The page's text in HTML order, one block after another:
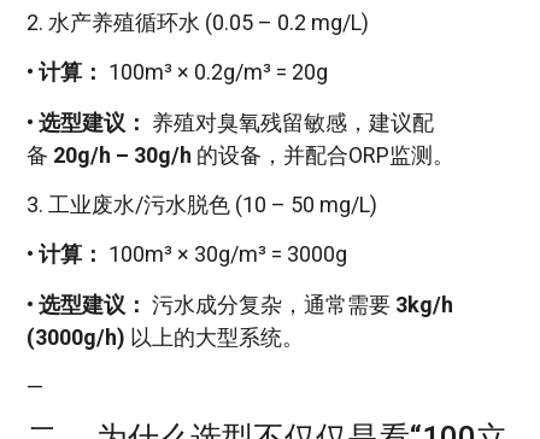
2. 水产养殖循环水 (0.05 – 0.2 mg/L)
• 计算： 100m³ × 0.2g/m³ = 20g
• 选型建议： 养殖对臭氧残留敏感，建议配
备 20g/h – 30g/h 的设备，并配合ORP监测。
3. 工业废水/污水脱色 (10 – 50 mg/L)
• 计算： 100m³ × 30g/m³ = 3000g
• 选型建议： 污水成分复杂，通常需要 3kg/h
(3000g/h) 以上的大型系统。
—